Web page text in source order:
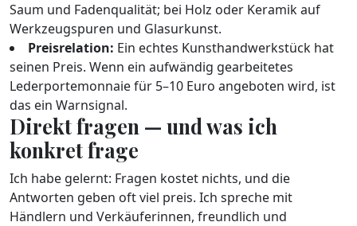
Saum und Fadenqualität; bei Holz oder Keramik auf
Werkzeugspuren und Glasurkunst.
Preisrelation: Ein echtes Kunsthandwerkstück hat
seinen Preis. Wenn ein aufwändig gearbeitetes
Lederportemonnaie für 5–10 Euro angeboten wird, ist
das ein Warnsignal.
Direkt fragen — und was ich
konkret frage
Ich habe gelernt: Fragen kostet nichts, und die
Antworten geben oft viel preis. Ich spreche mit
Händlern und Verkäuferinnen, freundlich und